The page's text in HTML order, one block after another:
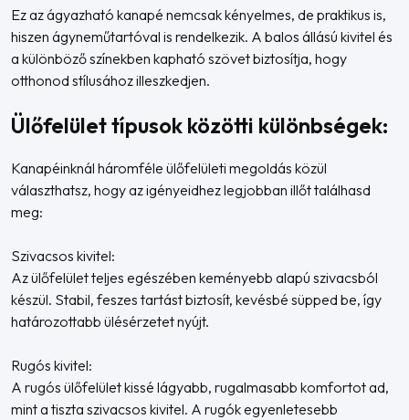
Ez az ágyazható kanapé nemcsak kényelmes, de praktikus is,
hiszen ágyneműtartóval is rendelkezik. A balos állású kivitel és
a különböző színekben kapható szövet biztosítja, hogy
otthonod stílusához illeszkedjen.
Ülőfelület típusok közötti különbségek:
Kanapéinknál háromféle ülőfelületi megoldás közül
választhatsz, hogy az igényeidhez legjobban illőt találhasd
meg:
Szivacsos kivitel:
Az ülőfelület teljes egészében keményebb alapú szivacsból
készül. Stabil, feszes tartást biztosít, kevésbé süpped be, így
határozottabb ülésérzetet nyújt.
Rugós kivitel:
A rugós ülőfelület kissé lágyabb, rugalmasabb komfortot ad,
mint a tiszta szivacsos kivitel. A rugók egyenletesebb